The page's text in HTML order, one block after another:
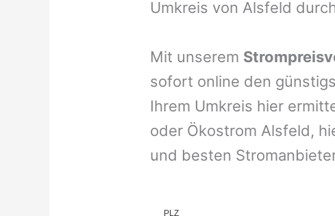
Umkreis von Alsfeld
Mit unserem
sofort online den
Ihrem Umkreis hier
oder Ökostrom Alsfeld,
und besten